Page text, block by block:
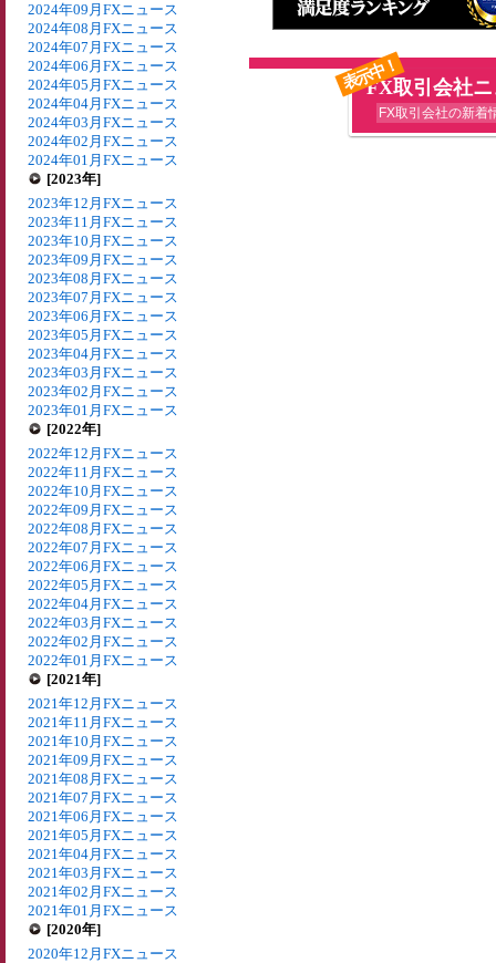
2024年09月FXニュース
2024年08月FXニュース
2024年07月FXニュース
2024年06月FXニュース
2024年05月FXニュース
2024年04月FXニュース
2024年03月FXニュース
2024年02月FXニュース
2024年01月FXニュース
[2023年]
2023年12月FXニュース
2023年11月FXニュース
2023年10月FXニュース
2023年09月FXニュース
2023年08月FXニュース
2023年07月FXニュース
2023年06月FXニュース
2023年05月FXニュース
2023年04月FXニュース
2023年03月FXニュース
2023年02月FXニュース
2023年01月FXニュース
[2022年]
2022年12月FXニュース
2022年11月FXニュース
2022年10月FXニュース
2022年09月FXニュース
2022年08月FXニュース
2022年07月FXニュース
2022年06月FXニュース
2022年05月FXニュース
2022年04月FXニュース
2022年03月FXニュース
2022年02月FXニュース
2022年01月FXニュース
[2021年]
2021年12月FXニュース
2021年11月FXニュース
2021年10月FXニュース
2021年09月FXニュース
2021年08月FXニュース
2021年07月FXニュース
2021年06月FXニュース
2021年05月FXニュース
2021年04月FXニュース
2021年03月FXニュース
2021年02月FXニュース
2021年01月FXニュース
[2020年]
2020年12月FXニュース
表示中！
FX取引会社
FX取引会社の新着